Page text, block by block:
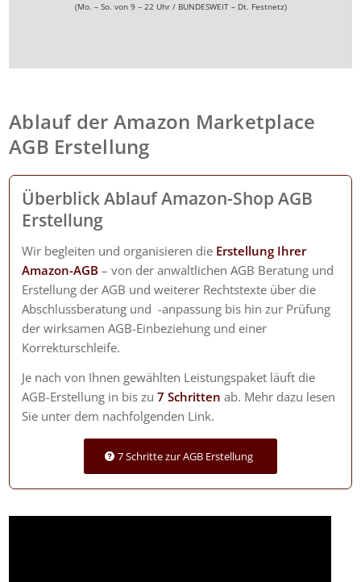
(Mo. – So. von 9 – 22 Uhr / BUNDESWEIT – Dt. Festnetz)
Ablauf der Amazon Marketplace
AGB Erstellung
Überblick AblaufAmazon-ShopAGB
Erstellung
Wir begleiten und organisieren die Erstellung Ihrer
Amazon-AGB – von der anwaltlichen AGB Beratung und
Erstellung der AGB und weiterer Rechtstexte über die
Abschlussberatung und -anpassung bis hin zur Prüfung
der wirksamen AGB-Einbeziehung und einer
Korrekturschleife.
Je nach von Ihnen gewählten Leistungspaket läuft die
AGB-Erstellung in bis zu7 Schritten ab. Mehr dazu lesen
Sie unter dem nachfolgenden Link.
7 Schritte zur AGB Erstellung